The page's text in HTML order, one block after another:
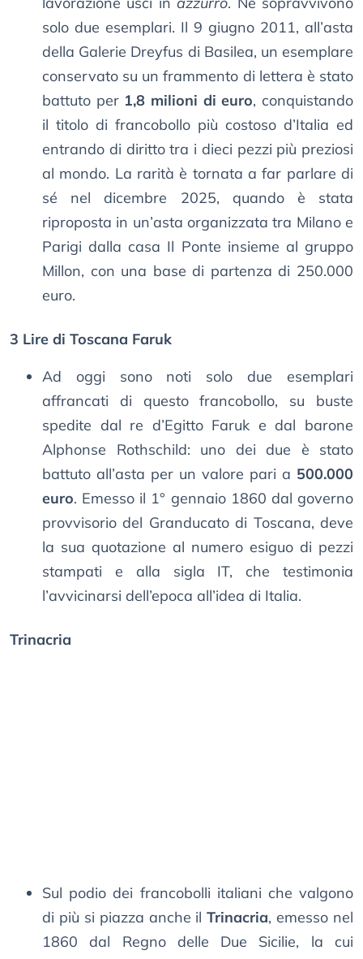
solo due esemplari. Il 9 giugno 2011, all’asta
della Galerie Dreyfus di Basilea, un esemplare
conservato su un frammento di lettera è stato
battuto per 1,8 milioni di euro, conquistando
il titolo di francobollo più costoso d’Italia ed
entrando di diritto tra i dieci pezzi più preziosi
al mondo. La rarità è tornata a far parlare di
sé nel dicembre 2025, quando è stata
riproposta in un’asta organizzata tra Milano e
Parigi dalla casa Il Ponte insieme al gruppo
Millon, con una base di partenza di 250.000
euro.
3 Lire di Toscana Faruk
Ad oggi sono noti solo due esemplari
affrancati di questo francobollo, su buste
spedite dal re d’Egitto Faruk e dal barone
Alphonse Rothschild: uno dei due è stato
battuto all’asta per un valore pari a 500.000
euro. Emesso il 1° gennaio 1860 dal governo
provvisorio del Granducato di Toscana, deve
la sua quotazione al numero esiguo di pezzi
stampati e alla sigla IT, che testimonia
l’avvicinarsi dell’epoca all’idea di Italia.
Trinacria
Sul podio dei francobolli italiani che valgono
di più si piazza anche ilTrinacria, emesso nel
1860 dal Regno delle Due Sicilie, la cui